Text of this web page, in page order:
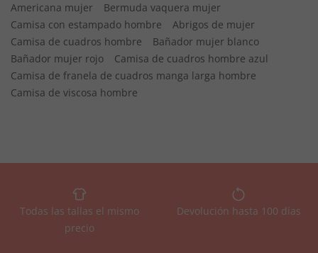
Americana mujer
Bermuda vaquera mujer
Camisa con estampado hombre
Abrigos de mujer
Camisa de cuadros hombre
Bañador mujer blanco
Bañador mujer rojo
Camisa de cuadros hombre azul
Camisa de franela de cuadros manga larga hombre
Camisa de viscosa hombre
Todas las tallas el mismo
precio
Devolución hasta 100 días